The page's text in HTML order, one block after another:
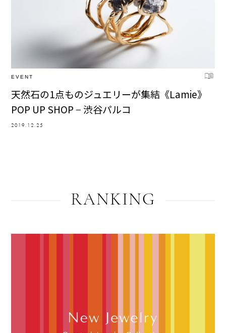
EVENT
天然石の1点ものジュエリーが集結《Lamie》
POP UP SHOP − 渋谷パルコ
2019.12.25
RANKING